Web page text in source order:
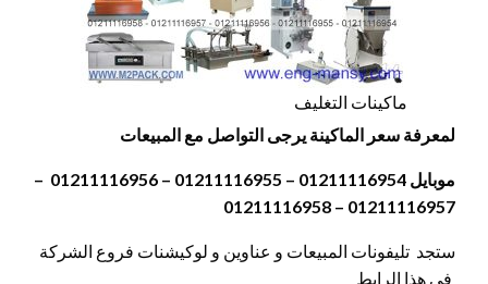
ماكينات التغليف
لمعرفة سعر الماكينة يرجى التواصل مع المبيعات
موبايل 01211116954 – 01211116955 – 01211116956 –
01211116957 – 01211116958
ستجد تليفونات المبيعات و عناوين و لوكيشنات فروع الشركة
في هذا الرابط